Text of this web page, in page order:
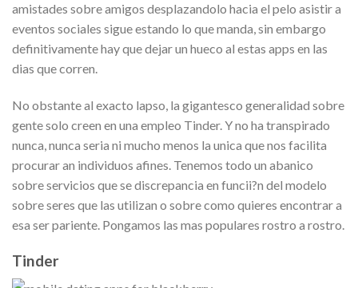
amistades sobre amigos desplazandolo hacia el pelo asistir a
eventos sociales sigue estando lo que manda, sin embargo
definitivamente hay que dejar un hueco al estas apps en las
dias que corren.
No obstante al exacto lapso, la gigantesco generalidad sobre
gente solo creen en una empleo Tinder. Y no ha transpirado
nunca, nunca seria ni mucho menos la unica que nos facilita
procurar an individuos afines. Tenemos todo un abanico
sobre servicios que se discrepancia en funcii?n del modelo
sobre seres que las utilizan o sobre como quieres encontrar a
esa ser pariente. Pongamos las mas populares rostro a rostro.
Tinder